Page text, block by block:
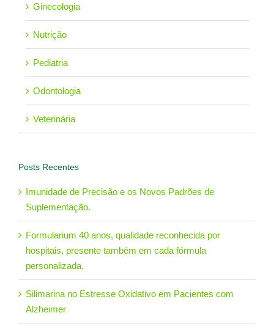
Ginecologia
Nutrição
Pediatria
Odontologia
Veterinária
Posts Recentes
Imunidade de Precisão e os Novos Padrões de
Suplementação.
Formularium 40 anos, qualidade reconhecida por
hospitais, presente também em cada fórmula
personalizada.
Silimarina no Estresse Oxidativo em Pacientes com
Alzheimer